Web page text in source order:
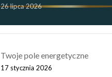
26 lipca 2026
Twoje pole energetyczne
17 stycznia 2026